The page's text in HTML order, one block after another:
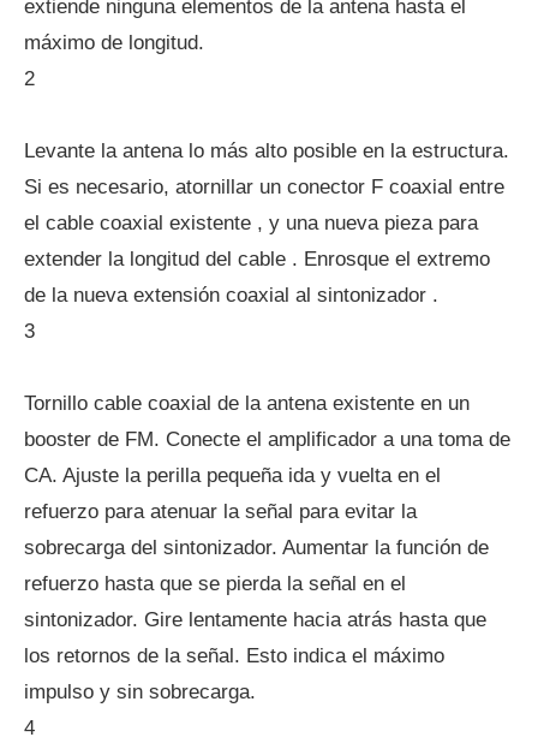
extiende ninguna elementos de la antena hasta el
máximo de longitud.
2
Levante la antena lo más alto posible en la estructura.
Si es necesario, atornillar un conector F coaxial entre
el cable coaxial existente , y una nueva pieza para
extender la longitud del cable . Enrosque el extremo
de la nueva extensión coaxial al sintonizador .
3
Tornillo cable coaxial de la antena existente en un
booster de FM. Conecte el amplificador a una toma de
CA. Ajuste la perilla pequeña ida y vuelta en el
refuerzo para atenuar la señal para evitar la
sobrecarga del sintonizador. Aumentar la función de
refuerzo hasta que se pierda la señal en el
sintonizador. Gire lentamente hacia atrás hasta que
los retornos de la señal. Esto indica el máximo
impulso y sin sobrecarga.
4